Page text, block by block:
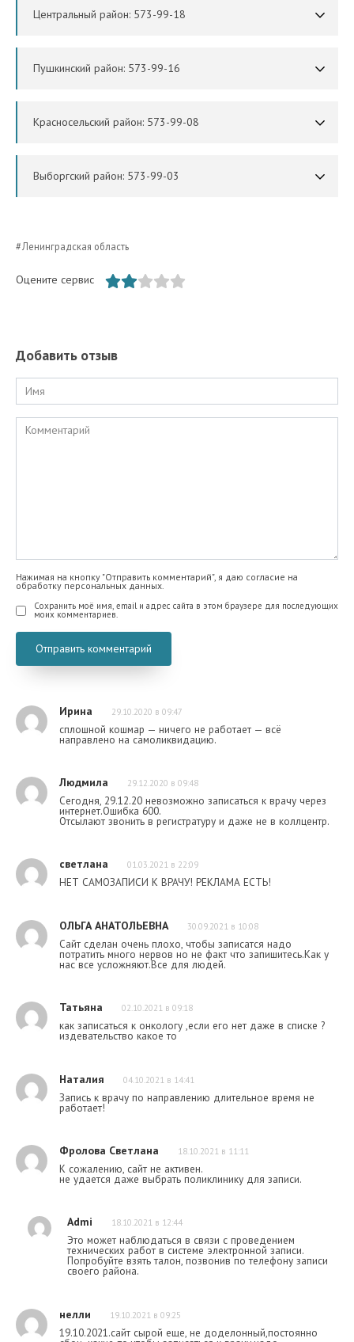
Центральный район: 573-99-18
Пушкинский район: 573-99-16
Красносельский район: 573-99-08
Выборгский район: 573-99-03
Ленинградская область
Оцените сервис
Добавить отзыв
Имя
Комментарий
Нажимая на кнопку "Отправить комментарий", я даю согласие на
обработку персональных данных.
Сохранить моё имя, email и адрес сайта в этом браузере для последующих
моих комментариев.
Ирина 29.10.2020 в 09:47
сплошной кошмар — ничего не работает — всё
направлено на самоликвидацию.
Людмила 29.12.2020 в 09:48
Сегодня, 29.12.20 невозможно записаться к врачу через
интернет.Ошибка 600.
Отсылают звонить в регистратуру и даже не в коллцентр.
светлана 01.03.2021 в 22:09
НЕТ САМОЗАПИСИ К ВРАЧУ! РЕКЛАМА ЕСТЬ!
ОЛЬГА АНАТОЛЬЕВНА 30.09.2021 в 10:08
Сайт сделан очень плохо, чтобы записатся надо
потратить много нервов но не факт что запишитесь.Как у
нас все усложняют.Все для людей.
Татьяна 02.10.2021 в 09:18
как записаться к онкологу ,если его нет даже в списке ?
издевательство какое то
Наталия 04.10.2021 в 14:41
Запись к врачу по направлению длительное время не
работает!
Фролова Светлана 18.10.2021 в 11:11
К сожалению, сайт не активен.
не удается даже выбрать поликлинику для записи.
Admi 18.10.2021 в 12:44
Это может наблюдаться в связи с проведением
технических работ в системе электронной записи.
Попробуйте взять талон, позвонив по телефону записи
своего района.
нелли 19.10.2021 в 09:25
19.10.2021.сайт сырой еще, не доделонный,постоянно